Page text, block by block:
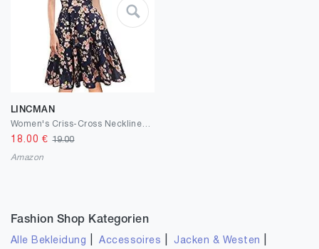
LINCMAN
18.00 €19.00
Amazon
Fashion Shop Kategorien
Alle Bekleidung |Accessoires Jacken & Westen